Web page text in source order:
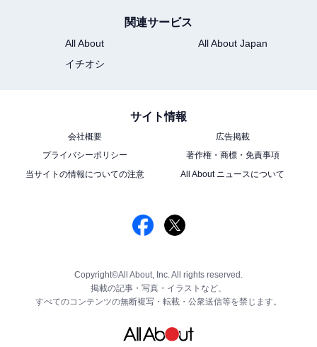
関連サービス
All About
All About Japan
イチオシ
サイト情報
会社概要
広告掲載
プライバシーポリシー
著作権・商標・免責事項
当サイトの情報についての注意
All About ニュースについて
Copyright©All About, Inc. All rights reserved.
掲載の記事・写真・イラストなど、
すべてのコンテンツの無断複写・転載・公衆送信等を禁じます。